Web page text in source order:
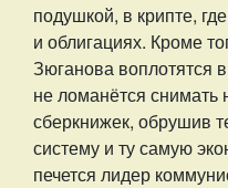
подушкой, в крипте,
и облигациях. Кроме
Зюганова воплотятся
не ломанётся снимать
сберкнижек, обрушив
систему и ту самую
печется лидер